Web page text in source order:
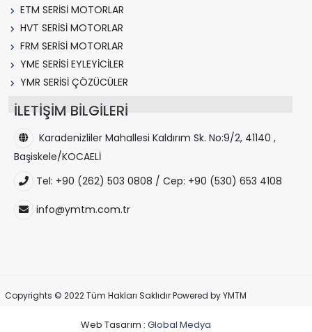
ETM SERİSİ MOTORLAR
HVT SERİSİ MOTORLAR
FRM SERİSİ MOTORLAR
YME SERİSİ EYLEYİCİLER
YMR SERİSİ ÇÖZÜCÜLER
İLETİŞİM BİLGİLERİ
Karadenizliler Mahallesi Kaldırım Sk. No:9/2, 41140 ,
Başiskele/KOCAELİ
Tel: +90 (262) 503 0808 / Cep: +90 (530) 653 4108
info@ymtm.com.tr
Copyrights © 2022 Tüm Hakları Saklıdır Powered by YMTM
Web Tasarım : Global Medya